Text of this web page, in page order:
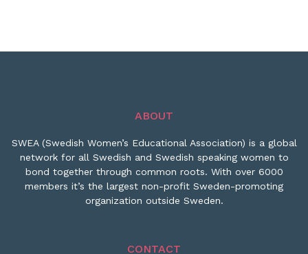
ABOUT
SWEA (Swedish Women’s Educational Association) is a global
network for all Swedish and Swedish speaking women to
bond together through common roots. With over 6000
members it’s the largest non-profit Sweden-promoting
organization outside Sweden.
CONTACT